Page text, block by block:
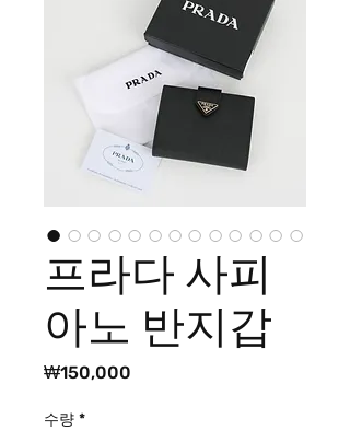
프라다 사피
아노 반지갑
₩150,000
수량 *